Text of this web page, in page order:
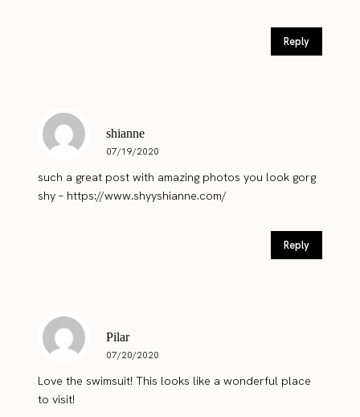
Reply
shianne
07/19/2020
such a great post with amazing photos you look gorg
shy – https://www.shyyshianne.com/
Reply
Pilar
07/20/2020
Love the swimsuit! This looks like a wonderful place
to visit!